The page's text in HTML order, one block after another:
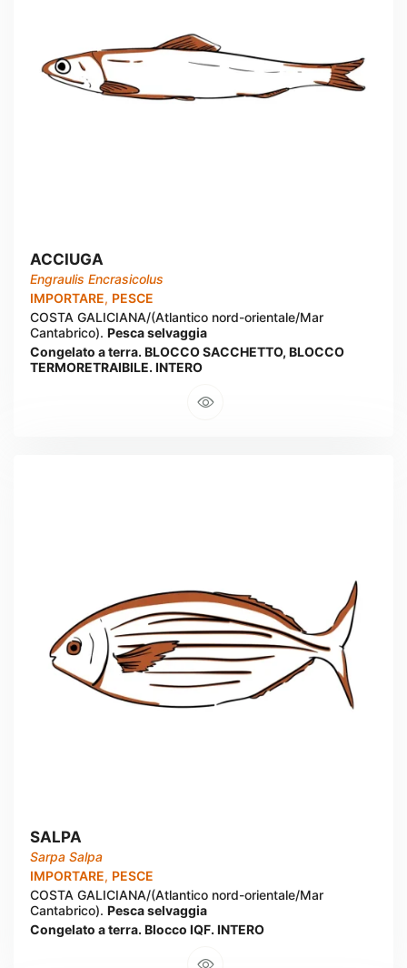
ACCIUGA
Engraulis Encrasicolus
IMPORTARE, PESCE
COSTA GALICIANA/(Atlantico nord-orientale/Mar
Cantabrico). Pesca selvaggia
Congelato a terra. BLOCCO SACCHETTO, BLOCCO
TERMORETRAIBILE. INTERO
SALPA
Sarpa Salpa
IMPORTARE, PESCE
COSTA GALICIANA/(Atlantico nord-orientale/Mar
Cantabrico). Pesca selvaggia
Congelato a terra. Blocco IQF. INTERO